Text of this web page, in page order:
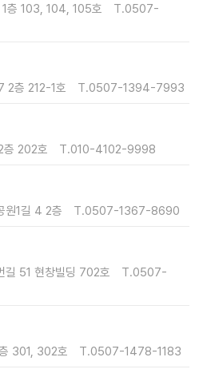
1층 103, 104, 105호
T.0507-
2층 212-1호
T.0507-1394-7993
층 202호
T.010-4102-9998
원1길 4 2층
T.0507-1367-8690
길 51 현창빌딩 702호
T.0507-
301, 302호
T.0507-1478-1183